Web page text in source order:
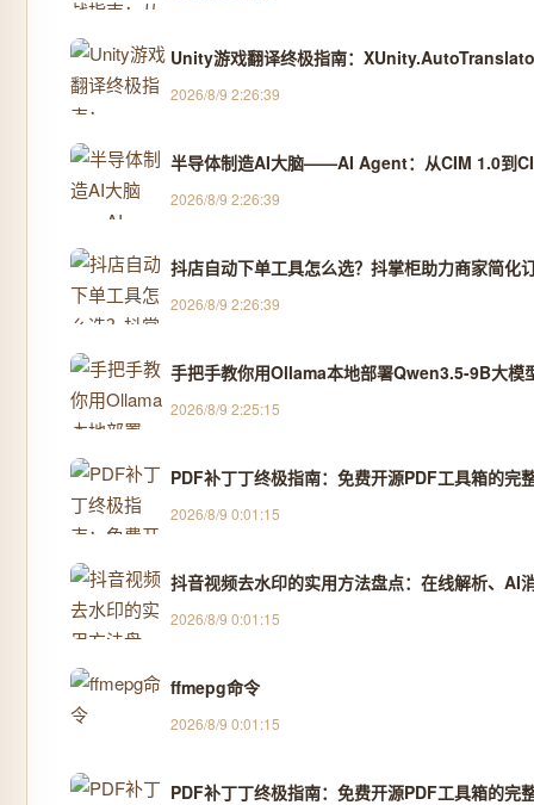
Unity游戏翻译终极指南：
2026/8/9 2:26:39
半导体制造AI大脑——AI Agent：从CIM 1.0到
2026/8/9 2:26:39
抖店自动下单工具怎么选？抖掌柜助力商家简化
2026/8/9 2:26:39
手把手教你用Ollama本地部署Qwen3.5-9B大模
2026/8/9 2:25:15
PDF补丁丁终极指南：免费开源PDF工具箱的完
2026/8/9 0:01:15
抖音视频去水印的实用方法盘点：在线解析、AI
2026/8/9 0:01:15
ffmepg命令
2026/8/9 0:01:15
PDF补丁丁终极指南：免费开源PDF工具箱的完